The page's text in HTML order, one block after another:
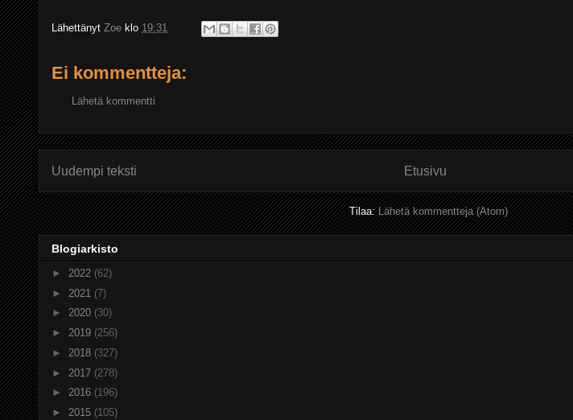
Lähettänyt Zoe klo 19:31
Ei kommentteja:
Lähetä kommentti
Uudempi teksti Etusivu
Tilaa:Lähetä kommentteja (Atom)
Blogiarkisto
► 2022 (62)
► 2021 (7)
► 2020 (30)
► 2019 (256)
► 2018 (327)
► 2017 (278)
► 2016 (196)
► 2015 (105)